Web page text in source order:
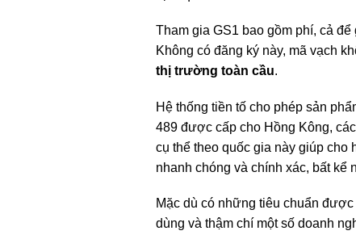
Tham gia GS1 bao gồm phí, cả để
Không có đăng ký này, mã vạch
thị trường toàn cầu.
Hệ thống tiền tố cho phép sản
489 được cấp cho Hồng Kông,
cụ thể theo quốc gia này giúp cho
nhanh chóng và chính xác, bất kể
Mặc dù có những tiêu chuẩn
dùng và thậm chí một số doanh